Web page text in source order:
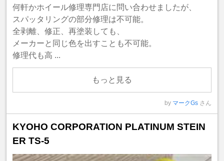
何軒かホイール修理専門店に問い合わせましたが、
スパッタリングの部分修理は不可能。
全剥離、修正、再塗装しても、
メーカーと同じ色を出すことも不可能。
修理代も高 ...
もっと見る
by マークGs さん
KYOHO CORPORATION PLATINUM STEIN
ER TS-5